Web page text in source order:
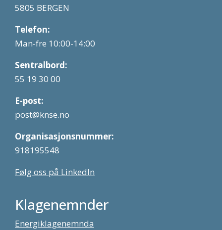
5805 BERGEN
Telefon:
Man-fre 10:00-14:00
Sentralbord:
55 19 30 00
E-post:
post@knse.no
Organisasjonsnummer:
918195548
Følg oss på LinkedIn
Klagenemnder
Energiklagenemnda